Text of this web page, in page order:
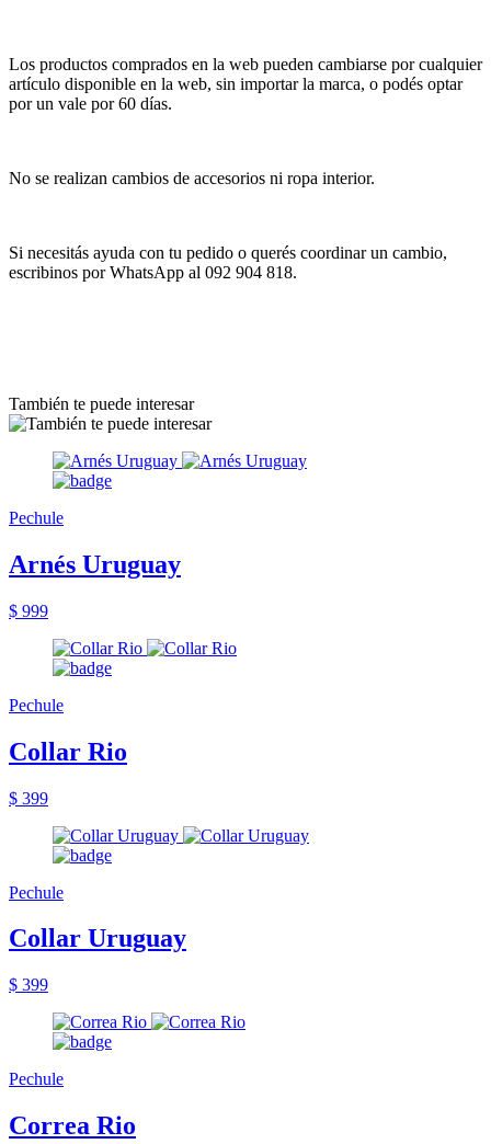
Los productos comprados en la web pueden cambiarse por cualquier
artículo disponible en la web, sin importar la marca, o podés optar
por un vale por 60 días.
No se realizan cambios de accesorios ni ropa interior.
Si necesitás ayuda con tu pedido o querés coordinar un cambio,
escribinos por WhatsApp al 092 904 818.
También te puede interesar
Pechule
Arnés Uruguay
$ 999
Pechule
Collar Rio
$ 399
Pechule
Collar Uruguay
$ 399
Pechule
Correa Rio